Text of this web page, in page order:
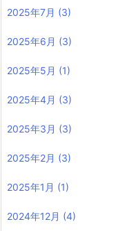
2025年7月 (3)
2025年6月 (3)
2025年5月 (1)
2025年4月 (3)
2025年3月 (3)
2025年2月 (3)
2025年1月 (1)
2024年12月 (4)